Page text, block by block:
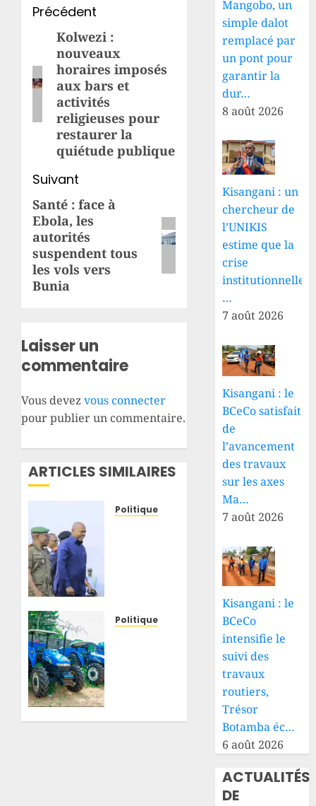
Navigation
d’article
Précédent
Article
précédent:
Kolwezi :
nouveaux
horaires imposés
aux bars et
activités
religieuses pour
restaurer la
quiétude publique
Suivant
Article
suivant:
Santé : face à
Ebola, les
autorités
suspendent tous
les vols vers
Bunia
Laisser un
commentaire
Vous devezvous connecter
pour publier un commentaire.
ARTICLES SIMILAIRES
Politique
Bunia
Politique
Mangobo, un
simple dalot
remplacé par
un pont pour
garantir la
dur…
8 août 2026
Kisangani : un
chercheur de
l’UNIKIS
estime que la
crise
institutionnelle
…
7 août 2026
Kisangani : le
BCeCo satisfait
de
l’avancement
des travaux
sur les axes
Ma…
7 août 2026
Kisangani : le
BCeCo
intensifie le
suivi des
travaux
routiers,
Trésor
Botamba éc…
6 août 2026
ACTUALITÉS
DE